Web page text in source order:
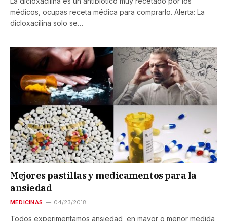
médicos, ocupas receta médica para comprarlo. Alerta: La
dicloxacilina solo se…
Mejores pastillas y medicamentos para la
ansiedad
MEDICINAS 04/23/2018
Todos experimentamos ansiedad, en mayor o menor medida,